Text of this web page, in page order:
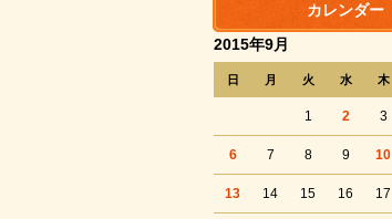
カレンダー
2015年9月
日 月 火 水 木
1 2 3
6 7 8 9 10
13 14 15 16 17